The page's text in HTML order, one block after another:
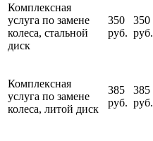
Комплексная
услуга по замене
колеса, стальной
диск
350
руб.
350
руб.
Комплексная
услуга по замене
колеса, литой диск
385
руб.
385
руб.